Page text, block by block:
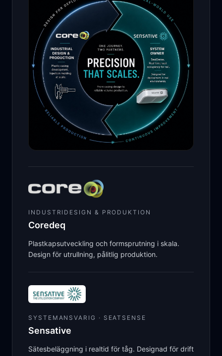
INDUSTRIDESIGN & PRODUKTION
Coredeq
Plastkapsutveckling och formsprutning i skala.
Design för utrullning, pålitlig produktion.
SYSTEMANSVARIG · SEATSENSE
Sensative
Sätesbeläggning i realtid för tåg. Designad för drift